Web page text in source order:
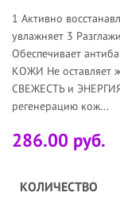
1 Активно
увлажняет 3
Обеспечивает
КОЖИ Не оставляет
СВЕЖЕСТЬ и
регенерацию кож...
286.00 руб.
КОЛИЧЕСТВО